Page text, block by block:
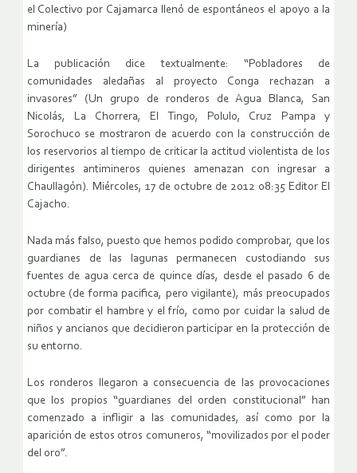
el Colectivo por Cajamarca llenó de espontáneos el apoyo a la
minería)
La publicación dice textualmente: “Pobladores de
comunidades aledañas al proyecto Conga rechazan a
invasores” (Un grupo de ronderos de Agua Blanca, San
Nicolás, La Chorrera, El Tingo, Polulo, Cruz Pampa y
Sorochuco se mostraron de acuerdo con la construcción de
los reservorios al tiempo de criticar la actitud violentista de los
dirigentes antimineros quienes amenazan con ingresar a
Chaullagón). Miércoles, 17 de octubre de 2012 08:35 Editor El
Cajacho.
Nada más falso, puesto que hemos podido comprobar, que los
guardianes de las lagunas permanecen custodiando sus
fuentes de agua cerca de quince días, desde el pasado 6 de
octubre (de forma pacifica, pero vigilante), más preocupados
por combatir el hambre y el frío, como por cuidar la salud de
niños y ancianos que decidieron participar en la protección de
su entorno.
Los ronderos llegaron a consecuencia de las provocaciones
que los propios “guardianes del orden constitucional” han
comenzado a infligir a las comunidades, así como por la
aparición de estos otros comuneros, “movilizados por el poder
del oro”.